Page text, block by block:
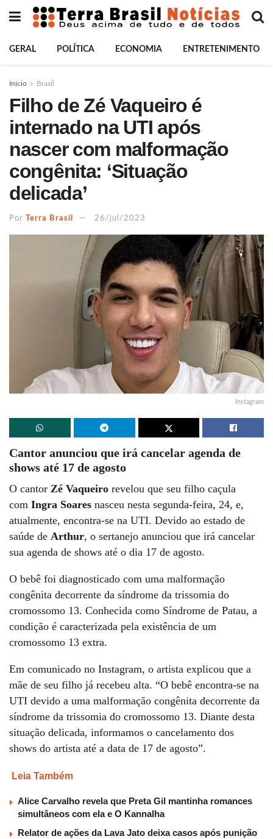
GERAL POLÍTICA ECONOMIA ENTRETENIMENTO
Início Brasil
Filho de Zé Vaqueiro é
internado na UTI após
nascer com malformação
congênita: ‘Situação
delicada’
Por Terra Brasil 26/jul/2023
Instagram
Cantor anunciou que irá cancelar agenda de
shows até 17 de agosto
O cantor Zé Vaqueiro revelou que seu filho caçula
com Ingra Soares nasceu nesta segunda-feira, 24, e,
atualmente, encontra-se na UTI. Devido ao estado de
saúde de Arthur, o sertanejo anunciou que irá cancelar
sua agenda de shows até o dia 17 de agosto.
O bebê foi diagnosticado com uma malformação
congênita decorrente da síndrome da trissomia do
cromossomo 13. Conhecida como Síndrome de Patau, a
condição é caracterizada pela existência de um
cromossomo 13 extra.
Em comunicado no Instagram, o artista explicou que a
mãe de seu filho já recebeu alta. “O bebê encontra-se na
UTI devido a uma malformação congênita decorrente da
síndrome da trissomia do cromossomo 13. Diante desta
situação delicada, informamos o cancelamento dos
shows do artista até a data de 17 de agosto”.
Leia Também
Alice Carvalho revela que Preta Gil mantinha romances
simultâneos com ela e O Kannalha
Relator de ações da Lava Jato deixa casos após punição